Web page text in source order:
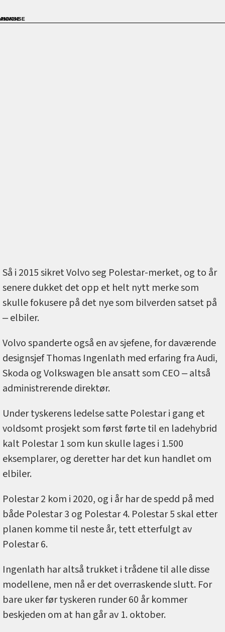
Så i 2015 sikret Volvo seg Polestar-merket, og to år
senere dukket det opp et helt nytt merke som
skulle fokusere på det nye som bilverden satset på
‒ elbiler.
Volvo spanderte også en av sjefene, for daværende
designsjef Thomas Ingenlath med erfaring fra Audi,
Skoda og Volkswagen ble ansatt som CEO ‒ altså
administrerende direktør.
Under tyskerens ledelse satte Polestar i gang et
voldsomt prosjekt som først førte til en ladehybrid
kalt Polestar 1 som kun skulle lages i 1.500
eksemplarer, og deretter har det kun handlet om
elbiler.
Polestar 2 kom i 2020, og i år har de spedd på med
både Polestar 3 og Polestar 4. Polestar 5 skal etter
planen komme til neste år, tett etterfulgt av
Polestar 6.
Ingenlath har altså trukket i trådene til alle disse
modellene, men nå er det overraskende slutt. For
bare uker før tyskeren runder 60 år kommer
beskjeden om at han går av 1. oktober.